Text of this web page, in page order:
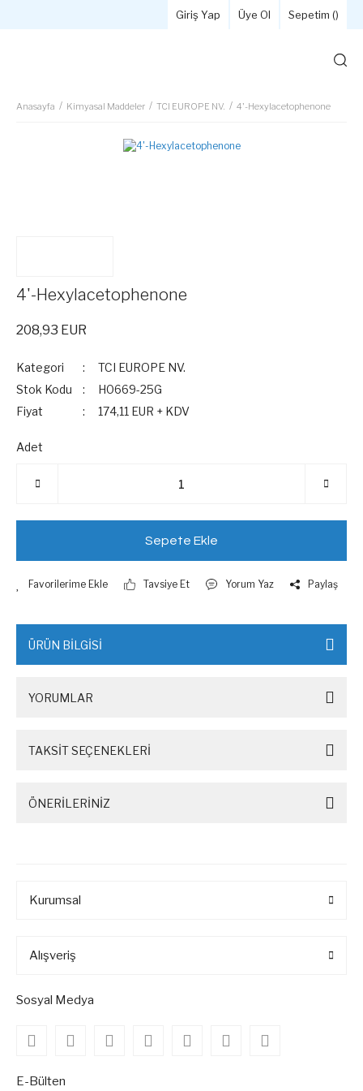
Giriş Yap Üye Ol Sepetim ()
Anasayfa Kimyasal Maddeler TCI EUROPE NV. 4'-Hexylacetophenone
4'-Hexylacetophenone
208,93 EUR
Kategori
TCI EUROPE NV.
Stok Kodu
H0669-25G
Fiyat
174,11 EUR + KDV
Adet
Sepete Ekle
Tavsiye Et Yorum Yaz Paylaş
ÜRÜN BİLGİSİ
YORUMLAR
TAKSİT SEÇENEKLERİ
ÖNERİLERİNİZ
Kurumsal
Alışveriş
Sosyal Medya
E-Bülten